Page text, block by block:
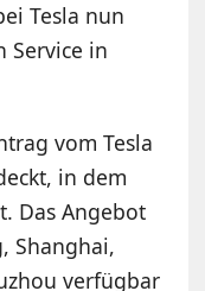
Tesla nun
Service in
vom Tesla
in dem
Das Angebot
Shanghai,
verfügbar